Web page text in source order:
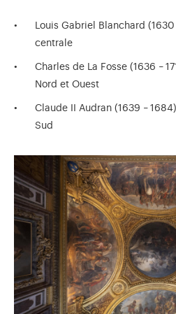
Louis Gabriel Blanchard (1630
centrale
Charles de La Fosse (1636 –
Nord et Ouest
Claude II Audran (1639 –
Sud